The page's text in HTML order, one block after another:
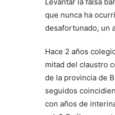
Levantar la falsa
que nunca ha
desafortunado, un
Hace 2 años
mitad del claustro
de la provincia de
seguidos
con años de